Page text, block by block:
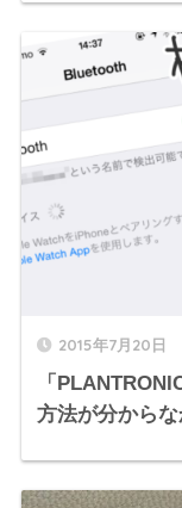
2015年7月20日
「
方法が分から